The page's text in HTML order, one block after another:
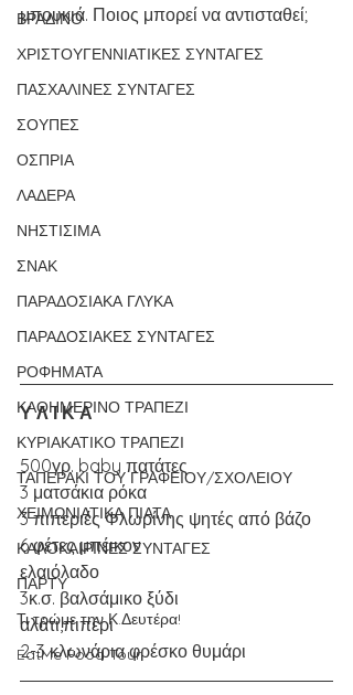
ΒΡΑΔΙΝΟ
ΧΡΙΣΤΟΥΓΕΝΝΙΑΤΙΚΕΣ ΣΥΝΤΑΓΕΣ
ΠΑΣΧΑΛΙΝΕΣ ΣΥΝΤΑΓΕΣ
ΣΟΥΠΕΣ
ΟΣΠΡΙΑ
ΛΑΔΕΡΑ
ΝΗΣΤΙΣΙΜΑ
ΣΝΑΚ
ΠΑΡΑΔΟΣΙΑΚΑ ΓΛΥΚΑ
ΠΑΡΑΔΟΣΙΑΚΕΣ ΣΥΝΤΑΓΕΣ
ΡΟΦΗΜΑΤΑ
ΚΑΘΗΜΕΡΙΝΟ ΤΡΑΠΕΖΙ
ΚΥΡΙΑΚΑΤΙΚΟ ΤΡΑΠΕΖΙ
ΤΑΠΕΡΑΚΙ ΤΟΥ ΓΡΑΦΕΙΟΥ/ΣΧΟΛΕΙΟΥ
ΧΕΙΜΩΝΙΑΤΙΚΑ ΠΙΑΤΑ
ΚΑΛΟΚΑΙΡΙΝΕΣ ΣΥΝΤΑΓΕΣ
ΠΑΡΤΥ
Τι τρώμε την Κ.Δευτέρα!
EatMe Food Tour
μπουκιά. Ποιος μπορεί να αντισταθεί;
Υ Λ Ι Κ Α
500γρ. baby πατάτες
3 ματσάκια ρόκα
3 πιπεριές Φλωρίνης ψητές από βάζο
6 φέτες μπέικον
ελαιόλαδο
3κ.σ. βαλσάμικο ξύδι
αλάτι,πιπέρι
2-3 κλωνάρια φρέσκο θυμάρι